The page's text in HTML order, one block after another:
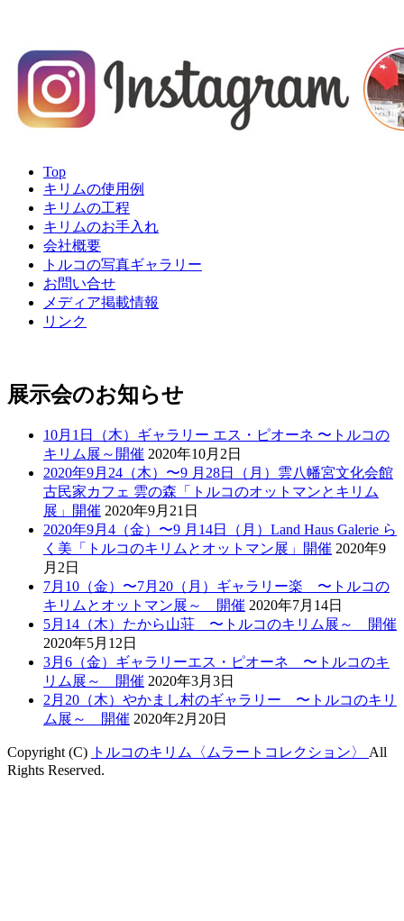
Top
キリムの使用例
キリムの工程
キリムのお手入れ
会社概要
トルコの写真ギャラリー
お問い合せ
メディア掲載情報
リンク
展示会のお知らせ
10月1日（木）ギャラリー エス・ピオーネ 〜トルコの
キリム展～開催 2020年10月2日
2020年9月24（木）〜9 月28日（月）雲八幡宮文化会館
古民家カフェ 雲の森「トルコのオットマンとキリム
展」開催 2020年9月21日
2020年9月4（金）〜9 月14日（月）Land Haus Galerie ら
く美「トルコのキリムとオットマン展」開催 2020年9
月2日
7月10（金）〜7月20（月）ギャラリー楽 〜トルコの
キリムとオットマン展～ 開催 2020年7月14日
5月14（木）たから山荘 〜トルコのキリム展～ 開催
2020年5月12日
3月6（金）ギャラリーエス・ピオーネ 〜トルコのキ
リム展～ 開催 2020年3月3日
2月20（木）やかまし村のギャラリー 〜トルコのキリ
ム展～ 開催 2020年2月20日
Copyright (C) トルコのキリム〈ムラートコレクション〉 All
Rights Reserved.